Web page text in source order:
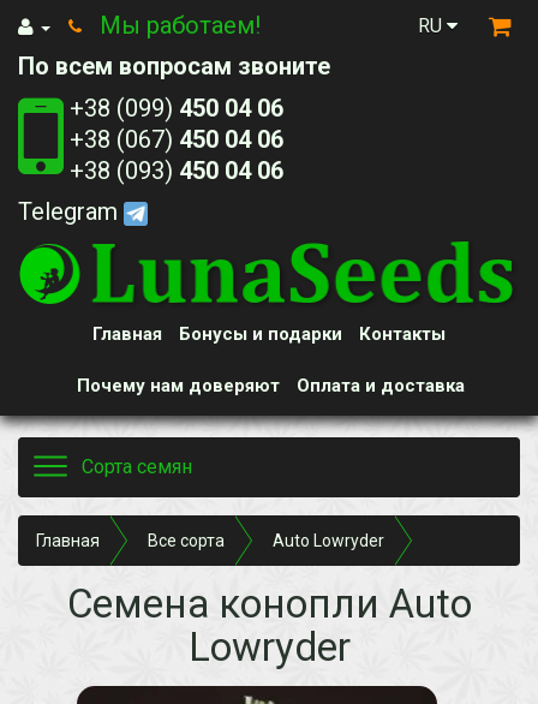
RU
Мы работаем!
По всем вопросам звоните
+38 (099) 450 04 06
+38 (067) 450 04 06
+38 (093) 450 04 06
Telegram
Главная
Почему нам доверяют
Контакты
Бонусы и подарки
Оплата и доставка
Toggle
navigation
Сорта семян
Главная Все сорта Auto Lowryder
Семена конопли Auto
Lowryder